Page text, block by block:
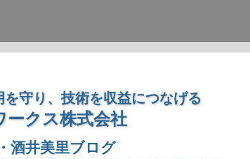
を守り、技術を収益につなげる
ークス株式会社
酒井美里ブログ